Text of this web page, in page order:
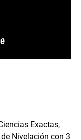
Exactas,
Nivelación con 3